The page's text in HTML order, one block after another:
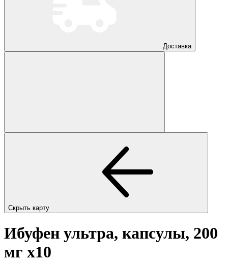
Доставка
Скрыть карту
Ибуфен ультра, капсулы, 200
мг x10